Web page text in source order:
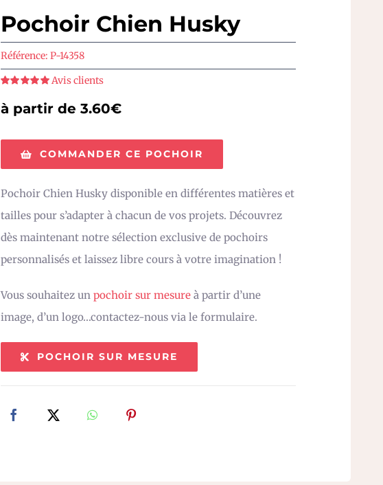
Pochoir Chien Husky
Référence: P-14358
Avis clients
à partir de 3.60€
COMMANDER CE POCHOIR
Pochoir Chien Husky disponible en différentes matières et
tailles pour s’adapter à chacun de vos projets. Découvrez
dès maintenant notre sélection exclusive de pochoirs
personnalisés et laissez libre cours à votre imagination !
Vous souhaitez un pochoir sur mesure à partir d’une
image, d’un logo…contactez-nous via le formulaire.
POCHOIR SUR MESURE